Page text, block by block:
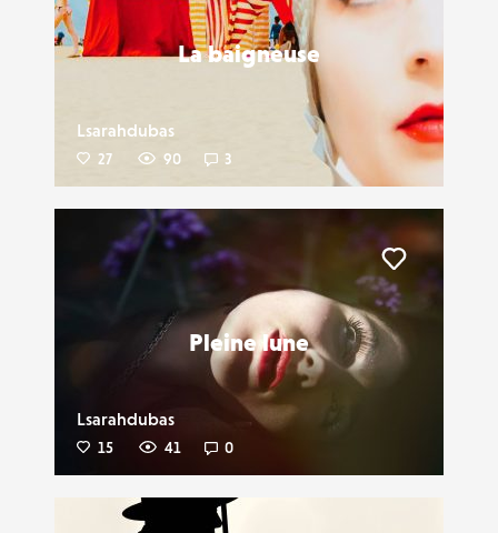
La baigneuse
Lsarahdubas
27 90 3
Pleine lune
Lsarahdubas
15 41 0
Liker